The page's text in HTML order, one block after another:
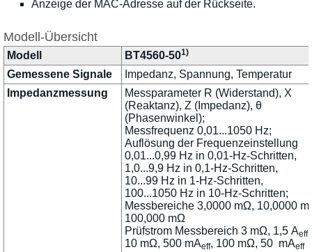
Anzeige der MAC-Adresse auf der Rückseite.
Modell-Übersicht
Modell BT4560-501)
Gemessene Signale
Impedanz, Spannung, Temperatur
Impedanzmessung
Messparameter R (Widerstand), X
(Reaktanz), Z (Impedanz), θ
(Phasenwinkel);
Messfrequenz 0,01...1050 Hz;
Auflösung der Frequenzeinstellung
0,01...0,99 Hz in 0,01-Hz-Schritten,
1,0...9,9 Hz in 0,1-Hz-Schritten,
10...99 Hz in 1-Hz-Schritten,
100...1050 Hz in 10-Hz-Schritten;
Messbereiche 3,0000 mΩ, 10,0000
100,000 mΩ
Prüfstrom Messbereich 3 mΩ, 1,5 Aeff,
10 mΩ, 500 mAeff, 100 mΩ, 50 mAeff